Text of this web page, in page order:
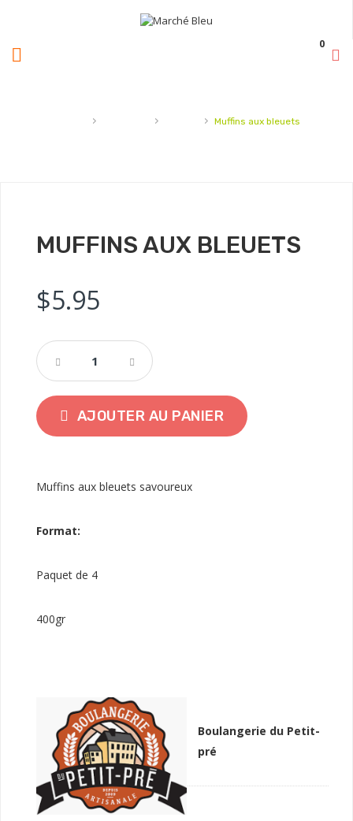
0
› › › Muffins aux bleuets
MUFFINS AUX BLEUETS
$5.95
AJOUTER AU PANIER
Muffins aux bleuets savoureux
Format:
Paquet de 4
400gr
Boulangerie du Petit-
pré